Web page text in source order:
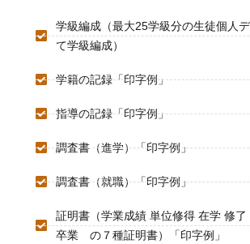
学級編成（最大25学級分の生徒個人
て学級編成）
学籍の記録「印字例」
指導の記録「印字例」
調査書（進学）「印字例」
調査書（就職）「印字例」
証明書（学業成績 単位修得 在学 修了
卒業 の７種証明書）「印字例」